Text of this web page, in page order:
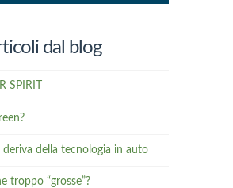
dal blog
SPIRIT
deriva della tecnologia in auto
troppo “grosse”?